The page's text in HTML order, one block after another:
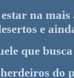
estar na
e
que
do